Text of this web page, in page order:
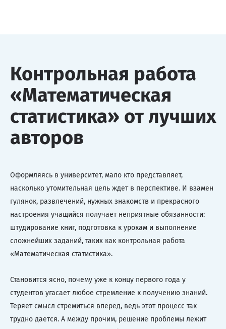
Контрольная работа
«Математическая
статистика» от лучших
авторов
Оформляясь в университет, мало кто представляет,
насколько утомительная цель ждет в перспективе. И взамен
гулянок, развлечений, нужных знакомств и прекрасного
настроения учащийся получает неприятные обязанности:
штудирование книг, подготовка к урокам и выполнение
сложнейших заданий, таких как контрольная работа
«Математическая статистика».
Становится ясно, почему уже к концу первого года у
студентов угасает любое стремление к получению знаний.
Теряет смысл стремиться вперед, ведь этот процесс так
трудно дается. А между прочим, решение проблемы лежит